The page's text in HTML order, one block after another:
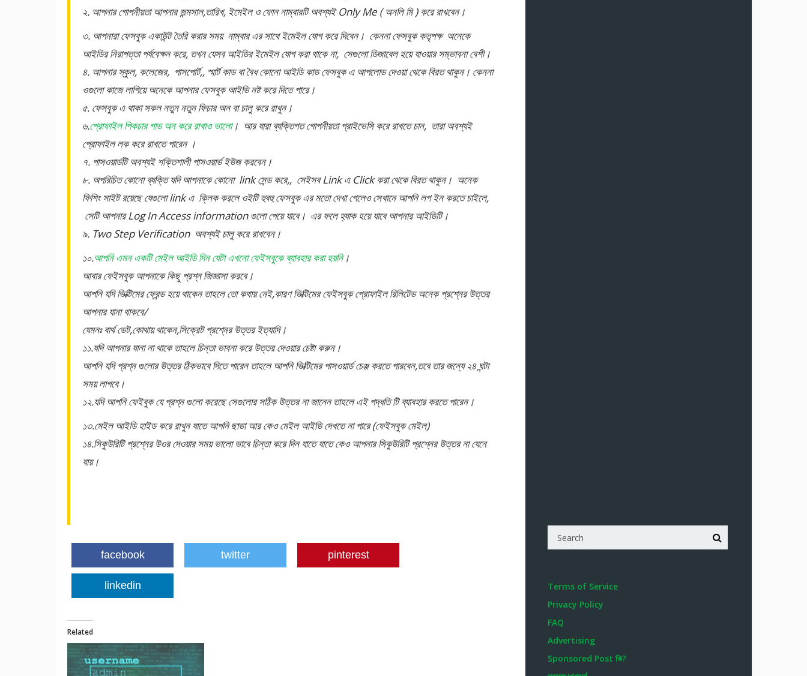
২. আপনার গোপনীয়তা আপনার জন্মসাল,তারিখ, ইমেইল ও ফোন নাম্বারটি অবশ্যই Only Me ( অনলি মি ) করে রাখবেন।
৩. আপনারা ফেসবুক একাউন্ট তৈরি করার সময় নাম্বার এর সাথে ইমেইল যোগ করে দিবেন। কেননা ফেসবুক কতৃপক্ষ অনেকে
আইডির নিরাপত্তা পর্যবেক্ষন করে, তখন যেসব আইডির ইমেইল যোগ করা থাকে না, সেগুলো ডিজাবেল হয়ে যাওয়ার সম্ভাবনা বেশী।
৪. আপনার স্কুল, কলেজের, পাসপোর্ট,, স্মার্ট কাড বা বৈধ কোনো আইডি কাড ফেসবুক এ আপলোড দেওয়া থেকে বিরত থাকুন। কেননা
ওগুলো কাজে লাগিয়ে অনেকে আপনার ফেসবুক আইডি নষ্ট করে দিতে পারে।
৫. ফেসবুক এ থাকা সকল নতুন নতুন ফিচার অন বা চালু করে রাখুন।
৬.প্রোফাইল পিকচার গাড অন করে রাখাও ভালো। আর যারা ব্যক্তিগত গোপনীয়তা প্রাইভেসি করে রাখতে চান, তারা অবশ্যই
প্রোফাইল লক করে রাখতে পারেন ।
৭. পাসওয়ার্ডটি অবশ্যই শক্তিশালী পাসওয়ার্ড ইউজ করবেন।
৮. অপরিচিত কোনো ব্যক্তি যদি আপনাকে কোনো link সেন্ড করে,, সেইসব Link এ Click করা থেকে বিরত থাকুন। অনেক
ফিশিং সাইট রয়েছে যেগুলো link এ ক্লিক করলে ওইটি হুবহু ফেসবুক এর মতো দেখা গেলেও সেখানে আপনি লগ ইন করতে চাইলে,
সেটি আপনার Log In Access information গুলো পেয়ে যাবে। এর ফলে হ্যাক হয়ে যাবে আপনার আইডিটি।
৯. Two Step Verification অবশ্যই চালু করে রাখবেন।
১০.আপনি এমন একটি মেইল আইডি দিন যেটা এখনো ফেইসবুকে ব্যাবহার করা হয়নি।
আবার ফেইসবুক আপনাকে কিছু প্রশ্ন জিজ্ঞাসা করবে।
আপনি যদি ভিক্টিমের ফ্রেন্ড হয়ে থাকেন তাহলে তো কথায় নেই,কারণ ভিক্টিমের ফেইসবুক প্রোফাইল রিলিটেড অনেক প্রশ্নের উত্তর
আপনার যানা থাকবে/
যেমনঃ বার্থ ডেট,কোথায় থাকেন,সিক্রেট প্রশ্নের উত্তর ইত্যাদি।
১১.যদি আপনার যানা না থাকে তাহলে চিন্তা ভাবনা করে উত্তর দেওয়ার চেষ্টা করুন।
আপনি যদি প্রশ্ন গুলোর উত্তর ঠিকভাবে দিতে পারেন তাহলে আপনি ভিক্টিমের পাসওয়ার্ড চেঞ্জ করতে পারবেন,তবে তার জন্যে ২৪ ঘন্টা
সময় লাগবে।
১২.যদি আপনি ফেইবুক যে প্রশ্ন গুলো করেছে সেগুলোর সঠিক উত্তর না জানেন তাহলে এই পদ্ধতি টি ব্যাবহার করতে পারেন।
১৩.মেইল আইডি হাইড করে রাখুন যাতে আপনি ছাডা আর কেও মেইল আইডি দেখতে না পারে (ফেইসবুক মেইল)
১৪.সিকুউরিটি প্রশ্নের উওর দেওয়ার সময় ভালো ভাবে চিন্তা করে দিন যাতে যাতে কেও আপনার সিকুউরিটি প্রশ্নের উত্তর না যেনে
যায়।
facebook twitter pinterest
linkedin
Related
Terms of Service
Privacy Policy
FAQ
Advertising
Sponsored Post কি?